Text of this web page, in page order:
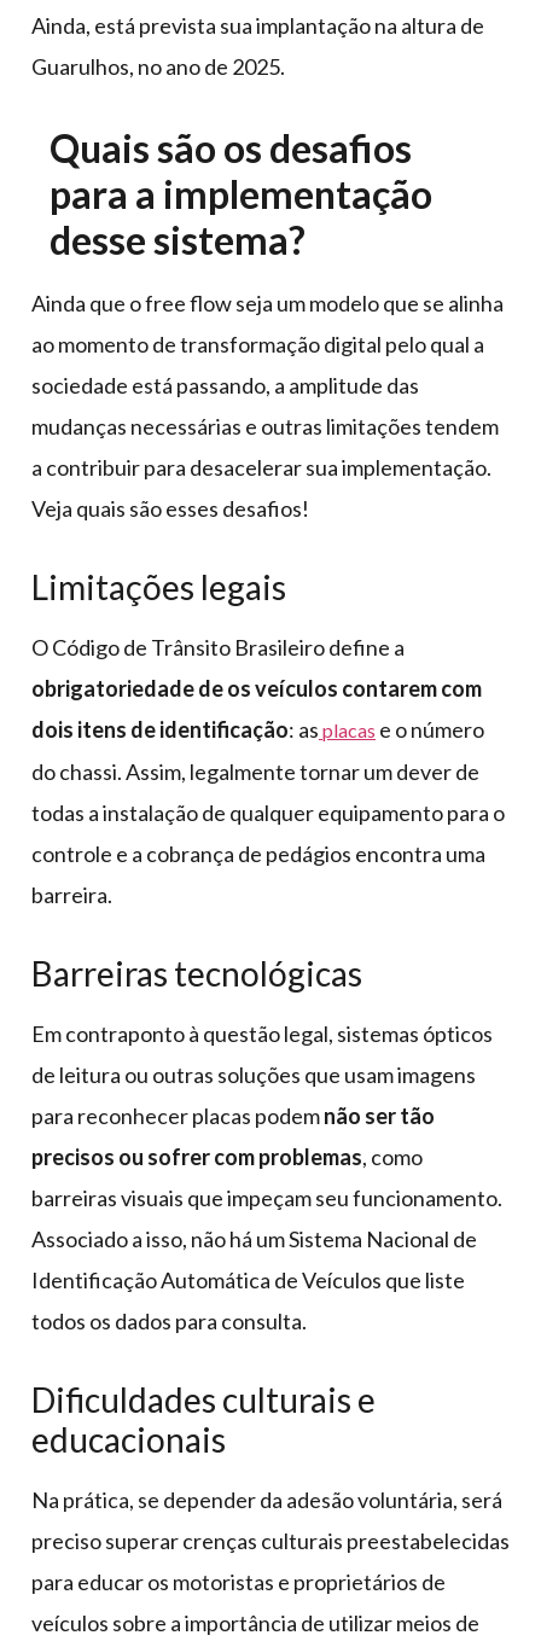
Ainda, está prevista sua implantação na altura de
Guarulhos, no ano de 2025.
Quais são os desafios
para a implementação
desse sistema?
Ainda que o free flow seja um modelo que se alinha
ao momento de transformação digital pelo qual a
sociedade está passando, a amplitude das
mudanças necessárias e outras limitações tendem
a contribuir para desacelerar sua implementação.
Veja quais são esses desafios!
Limitações legais
O Código de Trânsito Brasileiro define a
obrigatoriedade de os veículos contarem com
dois itens de identificação: as placas e o número
do chassi. Assim, legalmente tornar um dever de
todas a instalação de qualquer equipamento para o
controle e a cobrança de pedágios encontra uma
barreira.
Barreiras tecnológicas
Em contraponto à questão legal, sistemas ópticos
de leitura ou outras soluções que usam imagens
para reconhecer placas podemnão ser tão
precisos ou sofrer com problemas, como
barreiras visuais que impeçam seu funcionamento.
Associado a isso, não há um Sistema Nacional de
Identificação Automática de Veículos que liste
todos os dados para consulta.
Dificuldades culturais e
educacionais
Na prática, se depender da adesão voluntária, será
preciso superar crenças culturais preestabelecidas
para educar os motoristas e proprietários de
veículos sobre a importância de utilizar meios de